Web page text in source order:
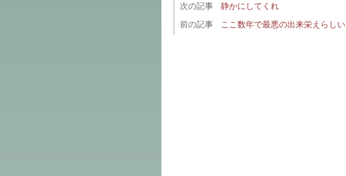
次の記事
静かにしてくれ
前の記事
ここ数年で最悪の出来栄えらしい